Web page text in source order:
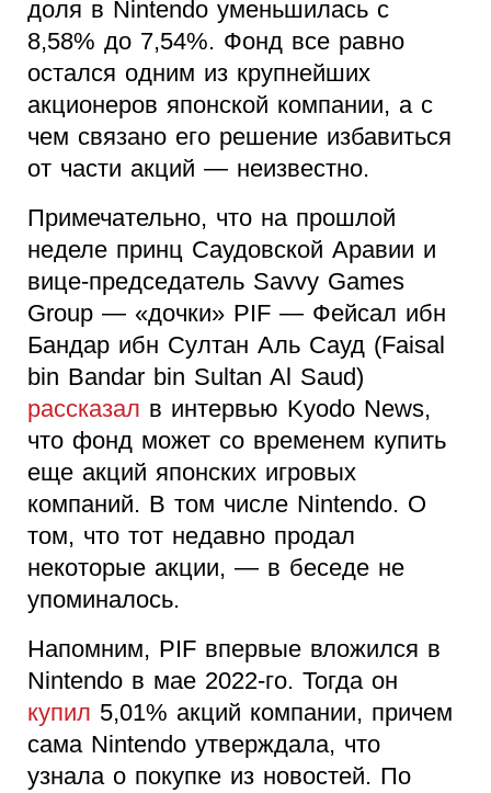
доля в Nintendo уменьшилась с
8,58% до 7,54%. Фонд все равно
остался одним из крупнейших
акционеров японской компании, а с
чем связано его решение избавиться
от части акций — неизвестно.
Примечательно, что на прошлой
неделе принц Саудовской Аравии и
вице-председатель Savvy Games
Group — «дочки» PIF — Фейсал ибн
Бандар ибн Султан Аль Сауд (Faisal
bin Bandar bin Sultan Al Saud)
рассказал в интервью Kyodo News,
что фонд может со временем купить
еще акций японских игровых
компаний. В том числе Nintendo. О
том, что тот недавно продал
некоторые акции, — в беседе не
упоминалось.
Напомним, PIF впервые вложился в
Nintendo в мае 2022-го. Тогда он
купил 5,01% акций компании, причем
сама Nintendo утверждала, что
узнала о покупке из новостей. По